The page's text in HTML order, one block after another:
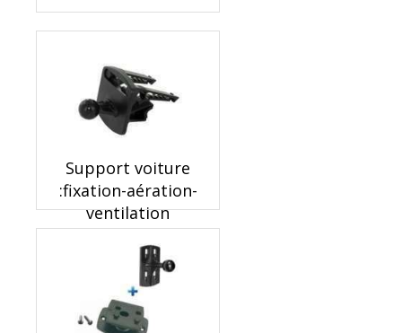
Support voiture
:fixation-aération-
ventilation